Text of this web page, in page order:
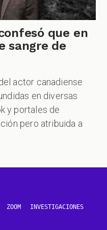
que en
sangre de
actor canadiense
en diversas
y portales de
pero atribuida a
ZOOM INVESTIGACIONES